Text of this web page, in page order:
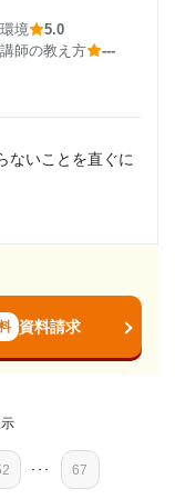
全力でサポー
際の料金とは異なる可
さい。
計画の精度、さ
で通塾して、
習計画の精度、
たので通塾し
た。」とのお言
る環境なので、
環境になってい
も、アドバイス
境
5.0
講師の教え方 ---
ないことを直ぐに
がし放題なため、
資料請求
･･･ 67